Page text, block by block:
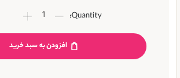
افزودن به سبد خرید